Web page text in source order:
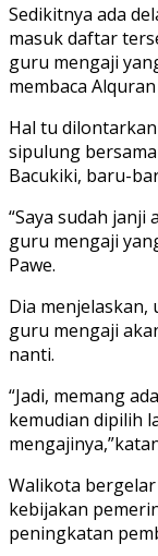
‎Sedikitnya ada
masuk daftar
guru mengaji
membaca
Hal tu
sipulung
Bacukiki, baru-
“Saya sudah
guru mengaji
Pawe.
Dia
guru mengaji
nanti.
“Jadi, memang
kemudian dipilih
Walikota
kebijakan
peningkatan